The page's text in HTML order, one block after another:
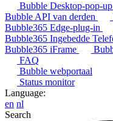
Bubble Desktop-pop-up
Bubble API van derden
Bubble365 Edge-plug-in
Bubble365 Ingebedde
Bubble365 iFrame
FAQ
Bubble webportaal
Status monitor
Language:
en nl
Search